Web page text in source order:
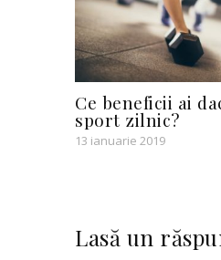
Ce beneficii ai
sport zilnic?
13 ianuarie 2019
Lasă un